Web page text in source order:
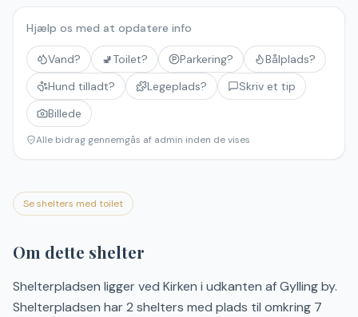
Hjælp os med at opdatere info
Vand? 🚽Toilet? Parkering?
Bålplads?
Hund tilladt?
Legeplads?
Skriv et tip
Billede
Alle bidrag gennemgås af admin inden de vises
Se shelters med toilet
Om dette shelter
Shelterpladsen ligger ved Kirken i udkanten af Gylling by.
Shelterpladsen har 2 shelters med plads til omkring 7